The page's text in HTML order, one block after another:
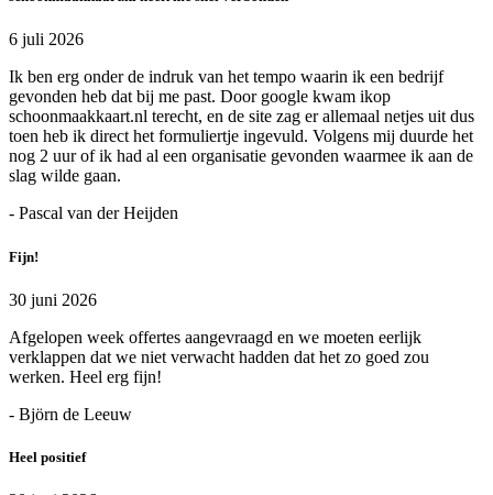
6 juli 2026
Ik ben erg onder de indruk van het tempo waarin ik een bedrijf
gevonden heb dat bij me past. Door google kwam ikop
schoonmaakkaart.nl terecht, en de site zag er allemaal netjes uit dus
toen heb ik direct het formuliertje ingevuld. Volgens mij duurde het
nog 2 uur of ik had al een organisatie gevonden waarmee ik aan de
slag wilde gaan.
- Pascal van der Heijden
Fijn!
30 juni 2026
Afgelopen week offertes aangevraagd en we moeten eerlijk
verklappen dat we niet verwacht hadden dat het zo goed zou
werken. Heel erg fijn!
- Björn de Leeuw
Heel positief